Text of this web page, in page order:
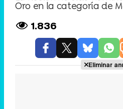
AVANCE
Tráiler de 'The
la aclamada
McKellen y